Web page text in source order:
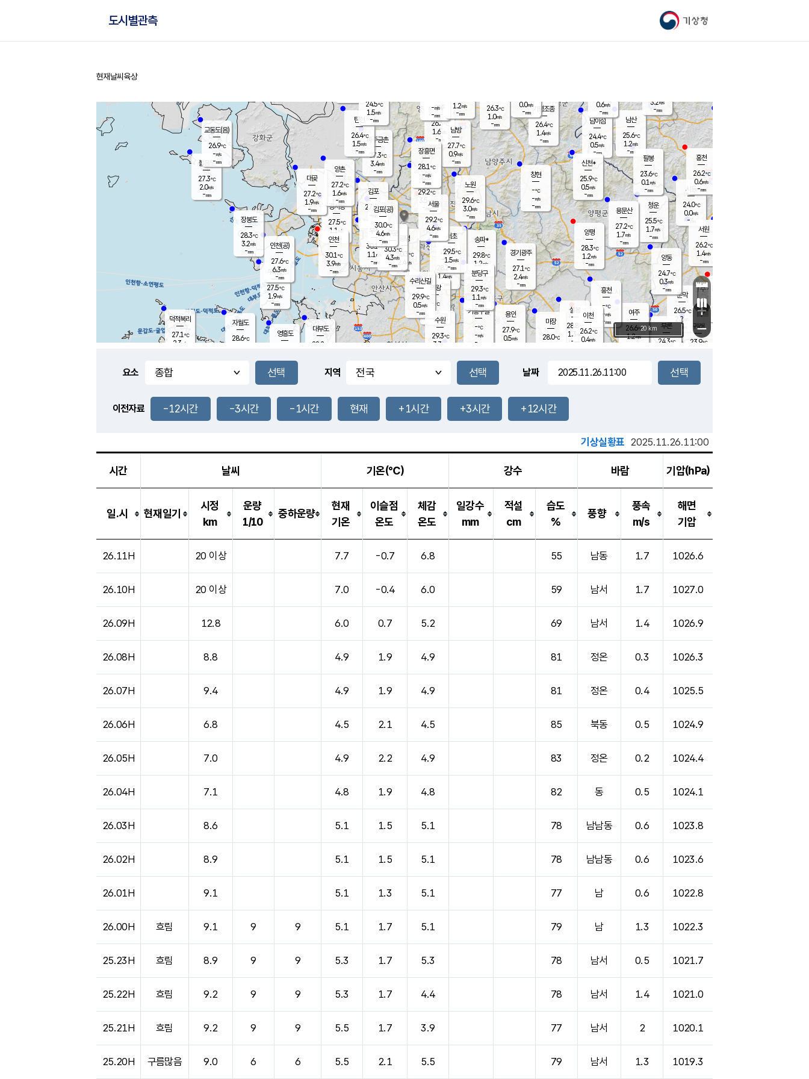
기상청
도시별관측
홈
현재날씨 육상
풍도
1.5m/s
문막
26.5℃
2.2m/s
mm
남이섬
24.4℃
0.5m/s
-mm
무의도
27.5℃
1.9m/s
-mm
영흥도
볼음도
27.3℃
2.0m/s
-mm
자월도
28.6℃
양주
26.3℃
1.6
-mm
부론
24.3℃
과천
28.2℃
1.4m/s
- mm
남산
25.6℃
1.2m/s
-mm
장봉도
28.3℃
3.2m/s
-mm
-mm
청운
25.5℃
1.7m/s
-mm
팔봉
23.6℃
0.1 m/s
-mm
-mm
용인
27.9℃
0.5m/s
여주
26.6℃
1.2m/s
양동
24.7℃
0.3m/s
-mm
경기광주
27.1℃
2.4m/s
-mm
장호원
0.6m/s
-mm
27.8
℃
대부도
28.2
-
경서동
27.5℃
1.1 m/s
-mm
파주금촌
27.3℃
3.4m/s
-mm
가평조종
26.4℃
1.4m/s
-mm
26.3℃
1.0m/s
-mm
대곶
27.2℃
1.9m/s
-mm
신천*
25.9℃
0.5m/s
-mm
창현
-℃
-m/s
-mm
탄현
26.4℃
1.5m/s
-mm
0.0m/s
-mm
29.2℃
1.3m/s
-mm
흥천
-℃
-m/s
-mm
마장
28.0℃
의왕
- ℃
m/s
mm
김포
27.6℃
-m/s
mm
설봉
28.8
1.3 m/s
- mm
광명
30.3 ℃
2.4 m/s
-mm
부천
30.1℃
1.1 m/s
-mm
-mm
양촌
27.2℃
1.6m/s
-mm
구로
30.3℃
4.3m/s
-mm
은평
29.2℃
3.5 m/s
- mm
노원
29.6℃
3.0m/s
-mm
송파*
29.8℃
1.2m/s
-mm
서초
29.5℃
1.5m/s
-mm
남방
27.7℃
0.9m/s
-mm
기흥구갈
-℃
-m/s
-
수리산길
29.9℃
0.5m/s
-mm
분당구
29.3℃
1.1 m/s
-mm
장흥면
28.1℃
-m/s
-mm
-m/s
-mm
시동
24.0℃
0.0m/s
- mm
귀래
23.9℃
서원
26.2℃
1.4m/s
-mm
용문산
27.2℃
1.7m/s
-mm
덕적북리
27.1℃
2.3 m/s
인천(공)
27.6℃
6.3m/s
-mm
김포(공)
30.0℃
4.6m/s
-mm
교동도(음)
26.9℃
-m/s
-mm
홍천
26.2℃
0.6m/s
-mm
이천
26.2℃
0.4m/s
양평
28.3℃
1.2m/s
-mm
수원
29.3℃
3.3 m/s
인천
30.1℃
3.9m/s
-mm
서울
29.2℃
4.6m/s
-mm
3.2m/s
-mm
24.5℃
1.5m/s
-mm
1.2m/s
-mm
+
−
20 km
요소 지역 날짜
이전자료 -12시간 -3시간 -1시간 현재 +1시간 +3시간 +12시간
기상실황표 2025.11.26.11:00
시간 날씨 기온(℃) 강수 바람 기압(hPa)
일.시 현재일기
시정
km
운량
1/10
중하운량
현재
기온
이슬점
온도
체감
온도
일강수
mm
적설
cm
습도
%
풍향
풍속
m/s
해면
기압
26.11H 20 이상 7.7 -0.7 6.8 55 남동 1.7 1026.6
26.10H 20 이상 7.0 -0.4 6.0 59 남서 1.7 1027.0
26.09H 12.8 6.0 0.7 5.2 69 남서 1.4 1026.9
26.08H 8.8 4.9 1.9 4.9 81 정온 0.3 1026.3
26.07H 9.4 4.9 1.9 4.9 81 정온 0.4 1025.5
26.06H 6.8 4.5 2.1 4.5 85 북동 0.5 1024.9
26.05H 7.0 4.9 2.2 4.9 83 정온 0.2 1024.4
26.04H 7.1 4.8 1.9 4.8 82 동 0.5 1024.1
26.03H 8.6 5.1 1.5 5.1 78 남남동 0.6 1023.8
26.02H 8.9 5.1 1.5 5.1 78 남남동 0.6 1023.6
26.01H 9.1 5.1 1.3 5.1 77 남 0.6 1022.8
26.00H 흐림 9.1 9 9 5.1 1.7 5.1 79 남 1.3 1022.3
25.23H 흐림 8.9 9 9 5.3 1.7 5.3 78 남서 0.5 1021.7
25.22H 흐림 9.2 9 9 5.3 1.7 4.4 78 남서 1.4 1021.0
25.21H 흐림 9.2 9 9 5.5 1.7 3.9 77 남서 2 1020.1
25.20H 구름많음 9.0 6 6 5.5 2.1 5.5 79 남서 1.3 1019.3